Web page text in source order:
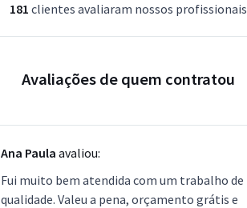
181 clientes avaliaram nossos profissionais
Avaliações de quem contratou
Ana Paula avaliou:
Fui muito bem atendida com um trabalho de
qualidade. Valeu a pena, orçamento grátis e